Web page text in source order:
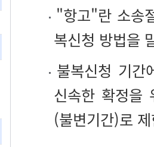
"항고"란 소송
복신청 방법을
불복신청 기간
신속한 확정을
(불변기간)로